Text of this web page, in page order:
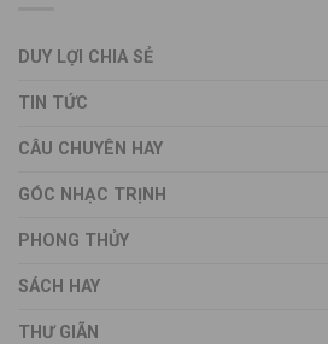
DUY LỢI CHIA SẺ
TIN TỨC
CÂU CHUYÊN HAY
GÓC NHẠC TRỊNH
PHONG THỦY
SÁCH HAY
THƯ GIÃN